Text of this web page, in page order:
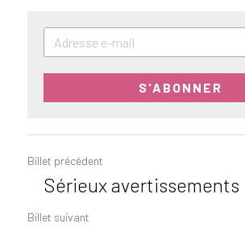
S'ABONNER
Billet précédent
Sérieux avertissements
Billet suivant